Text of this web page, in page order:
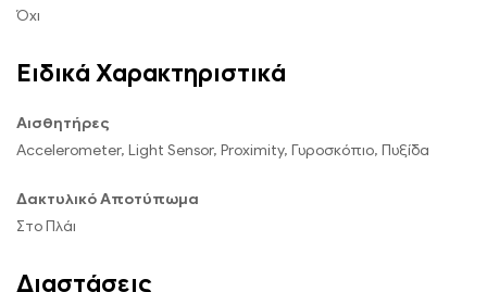
Όχι
Ειδικά Χαρακτηριστικά
Αισθητήρες
Accelerometer, Light Sensor, Proximity, Γυροσκόπιο, Πυξίδα
Δακτυλικό Αποτύπωμα
Στο Πλάι
Διαστάσεις